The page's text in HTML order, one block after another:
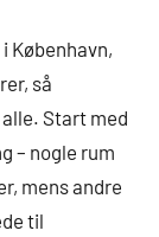
København,
så
Start med
– nogle rum
mens andre
til